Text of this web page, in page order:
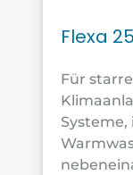
Flexa
Für